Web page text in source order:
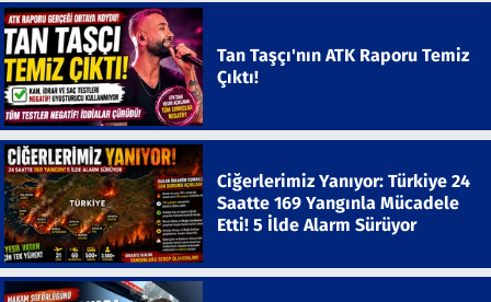
Tan Taşçı'nın ATK Raporu Temiz
Çıktı!
Ciğerlerimiz Yanıyor: Türkiye 24
Saatte 169 Yangınla Mücadele
Etti! 5 İlde Alarm Sürüyor